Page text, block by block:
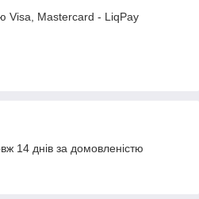
Visa, Mastercard - LiqPay
14 днів за домовленістю